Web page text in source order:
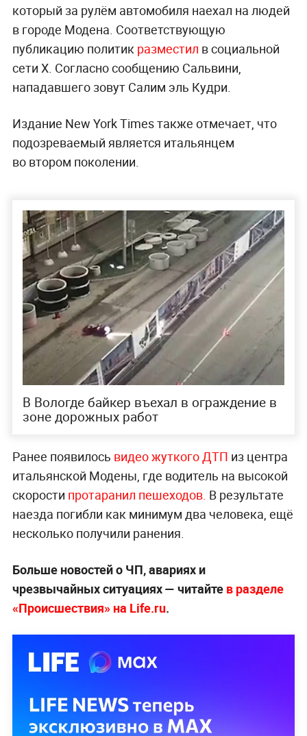
который за рулём автомобиля наехал на людей
в городе Модена. Соответствующую
публикацию политик разместил в социальной
сети X. Согласно сообщению Сальвини,
нападавшего зовут Салим эль Кудри.
Издание New York Times также отмечает, что
подозреваемый является итальянцем
во втором поколении.
В Вологде байкер въехал в ограждение в
зоне дорожных работ
Ранее появилось видео жуткого ДТП из центра
итальянской Модены, где водитель на высокой
скорости протаранил пешеходов. В результате
наезда погибли как минимум два человека, ещё
несколько получили ранения.
Больше новостей о ЧП, авариях и
чрезвычайных ситуациях — читайте в разделе
«Происшествия» на Life.ru.